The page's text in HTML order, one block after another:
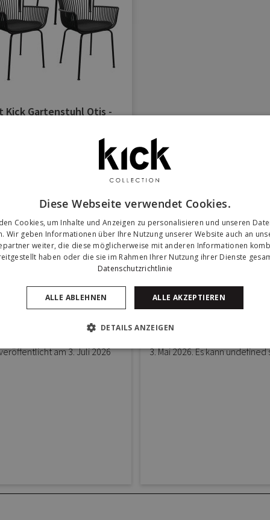
Kick Gartenstuhl Otis -
6Elemente
Kick bei unseren
indem du #yeskickcollection oder @kickcollection.nl auf
Diese Webseite verwendet Cookies.
Cookies, um Inhalte und Anzeigen zu personalisieren und unseren
Wir geben Informationen über Ihre Nutzung unserer Website auch an
weiter, die diese möglicherweise mit anderen Informationen
haben oder die sie im Rahmen Ihrer Nutzung ihrer Dienste
Datenschutzrichtlinie
ALLE AKZEPTIEREN
ALLE ABLEHNEN
DETAILS ANZEIGEN